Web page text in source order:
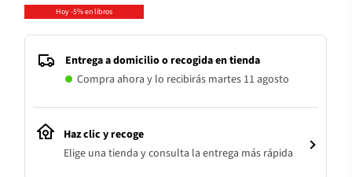
Hoy -5% en libros
Entrega a domicilio o recogida en tienda
Compra ahora y lo recibirás martes 11 agosto
Haz clic y recoge
Elige una tienda y consulta la entrega más rápida